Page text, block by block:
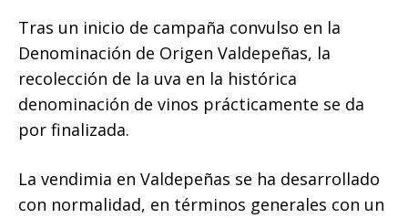
Tras un inicio de campaña convulso en la
Denominación de Origen Valdepeñas, la
recolección de la uva en la histórica
denominación de vinos prácticamente se da
por finalizada.
La vendimia en Valdepeñas se ha desarrollado
con normalidad, en términos generales con un